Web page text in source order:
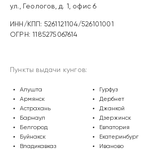
ул., Геологов, д. 1, офис 6
ИНН/КПП: 5261121104/526101001
ОГРН: 1185275067614
Пункты выдачи кунгов:
Алушта
Армянск
Астрахань
Барнаул
Белгород
Буйнакск
Владикавказ
Гурфуз
Дербнет
Джанкой
Дзержинск
Евпатория
Екатеринбург
Иваново